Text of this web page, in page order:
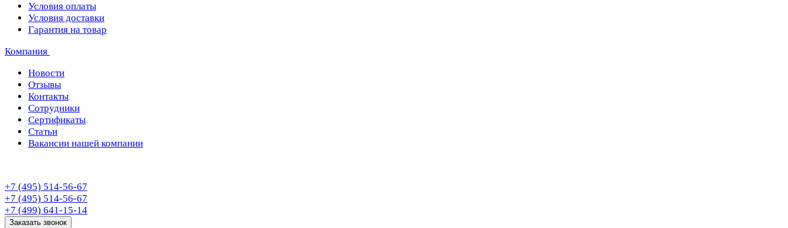
Условия оплаты
Условия доставки
Гарантия на товар
Компания
Новости
Отзывы
Контакты
Сотрудники
Сертификаты
Статьи
Вакансии нашей компании
+7 (495) 514-56-67
+7 (495) 514-56-67
+7 (499) 641-15-14
Заказать звонок